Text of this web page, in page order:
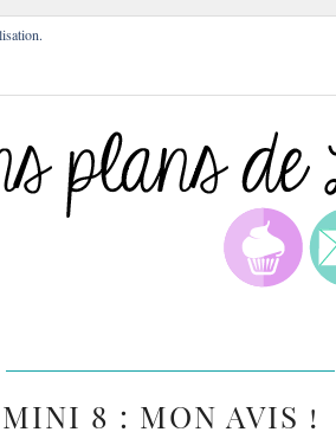
8 : MON AVIS !